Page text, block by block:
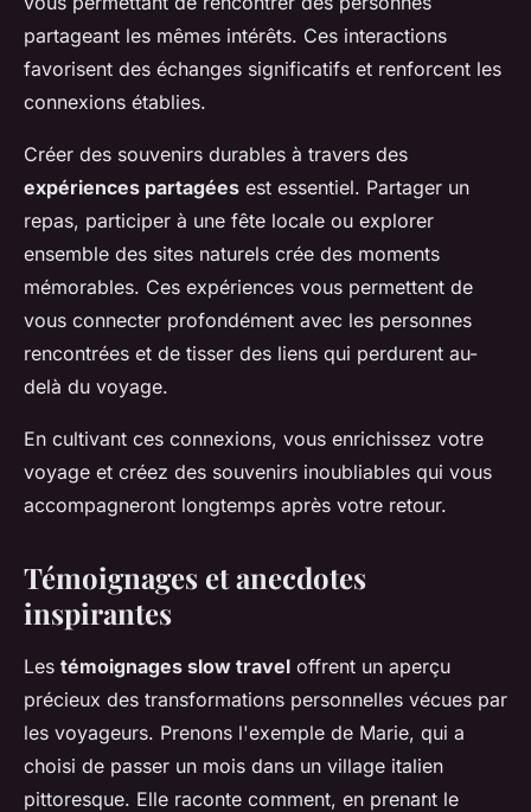
partageant les mêmes intérêts. Ces interactions
favorisent des échanges significatifs et renforcent les
connexions établies.
Créer des souvenirs durables à travers des
expériences partagées est essentiel. Partager un
repas, participer à une fête locale ou explorer
ensemble des sites naturels crée des moments
mémorables. Ces expériences vous permettent de
vous connecter profondément avec les personnes
rencontrées et de tisser des liens qui perdurent au-
delà du voyage.
En cultivant ces connexions, vous enrichissez votre
voyage et créez des souvenirs inoubliables qui vous
accompagneront longtemps après votre retour.
Témoignages et anecdotes
inspirantes
Les témoignages slow travel offrent un aperçu
précieux des transformations personnelles vécues par
les voyageurs. Prenons l'exemple de Marie, qui a
choisi de passer un mois dans un village italien
pittoresque. Elle raconte comment, en prenant le